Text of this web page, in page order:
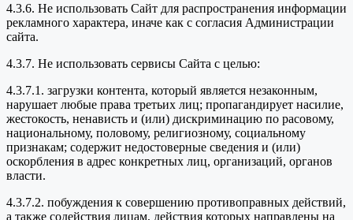
4.3.6. Не использовать Сайт для распространения информации
рекламного характера, иначе как с согласия Администрации
сайта.
4.3.7. Не использовать сервисы Сайта с целью:
4.3.7.1. загрузки контента, который является незаконным,
нарушает любые права третьих лиц; пропагандирует насилие,
жестокость, ненависть и (или) дискриминацию по расовому,
национальному, половому, религиозному, социальному
признакам; содержит недостоверные сведения и (или)
оскорбления в адрес конкретных лиц, организаций, органов
власти.
4.3.7.2. побуждения к совершению противоправных действий,
а также содействия лицам, действия которых направлены на